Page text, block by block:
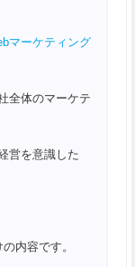
マーケティング
全体のマーケテ
営を意識した
内容です。